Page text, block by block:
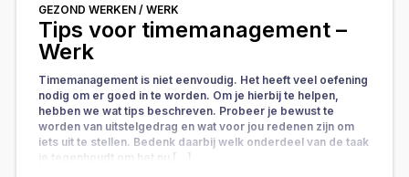
GEZOND WERKEN / WERK
Tips voor timemanagement –
Werk
Timemanagement is niet eenvoudig. Het heeft veel oefening
nodig om er goed in te worden. Om je hierbij te helpen,
hebben we wat tips beschreven. Probeer je bewust te
worden van uitstelgedrag en wat voor jou redenen zijn om
iets uit te stellen. Bedenk daarbij welk onderdeel van de taak
je tegenhoudt om het nu […]